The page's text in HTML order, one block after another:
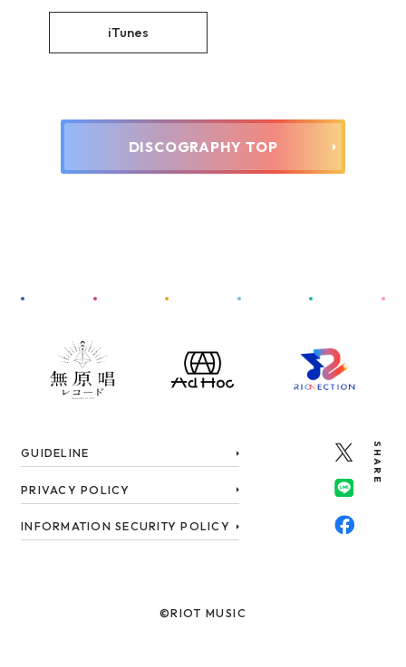
iTunes
DISCOGRAPHY TOP
SHARE
GUIDELINE
PRIVACY POLICY
INFORMATION SECURITY POLICY
©RIOT MUSIC